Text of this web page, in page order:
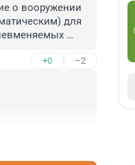
о вооружении
для
+0 –2